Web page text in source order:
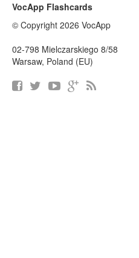
VocApp Flashcards
© Copyright 2026 VocApp
02-798 Mielczarskiego 8/58
Warsaw, Poland (EU)